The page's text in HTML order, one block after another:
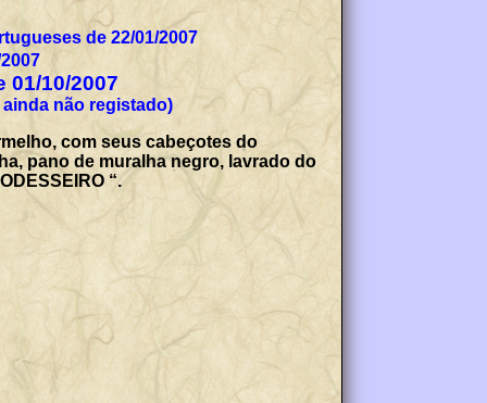
de 22/01/2007
01/10/2007
não registado)
com seus cabeçotes do
pano de muralha negro, lavrado do
“.